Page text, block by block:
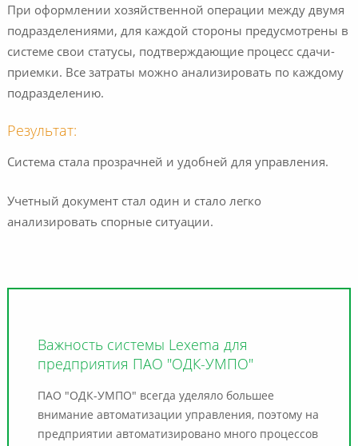
При оформлении хозяйственной операции между двумя
подразделениями, для каждой стороны предусмотрены в
системе свои статусы, подтверждающие процесс сдачи-
приемки. Все затраты можно анализировать по каждому
подразделению.
Результат:
Система стала прозрачней и удобней для управления.
Учетный документ стал один и стало легко
анализировать спорные ситуации.
Важность системы Lexema для
предприятия ПАО "ОДК-УМПО"
ПАО "ОДК-УМПО" всегда уделяло большее
внимание автоматизации управления, поэтому на
предприятии автоматизировано много процессов